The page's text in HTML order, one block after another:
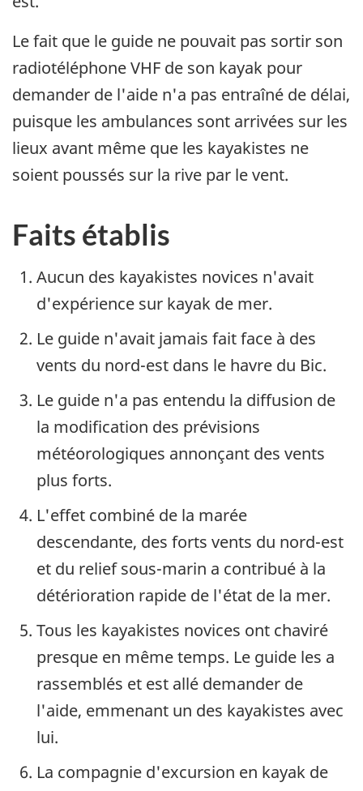
Le fait que le guide ne pouvait pas sortir son
radiotéléphone VHF de son kayak pour
demander de l'aide n'a pas entraîné de délai,
puisque les ambulances sont arrivées sur les
lieux avant même que les kayakistes ne
soient poussés sur la rive par le vent.
Faits établis
Aucun des kayakistes novices n'avait
d'expérience sur kayak de mer.
Le guide n'avait jamais fait face à des
vents du nord-est dans le havre du Bic.
Le guide n'a pas entendu la diffusion de
la modification des prévisions
météorologiques annonçant des vents
plus forts.
L'effet combiné de la marée
descendante, des forts vents du nord-est
et du relief sous-marin a contribué à la
détérioration rapide de l'état de la mer.
Tous les kayakistes novices ont chaviré
presque en même temps. Le guide les a
rassemblés et est allé demander de
l'aide, emmenant un des kayakistes avec
lui.
La compagnie d'excursion en kayak de